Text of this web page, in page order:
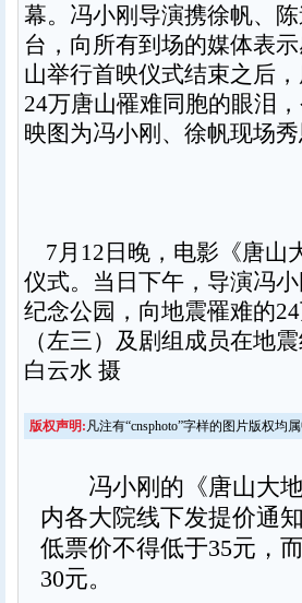
幕。冯小刚导演携徐帆、
台，向所有到场的媒体表
山举行首映仪式结束之后
24万唐山罹难同胞的眼泪
映图为冯小刚、徐帆现场
7月12日晚，电影《唐山
仪式。当日下午，导演冯
纪念公园，向地震罹难的
（左三）及剧组成员在地
白云水 摄
版权声明:凡注有“cnsphoto”字样的图片版权均
冯小刚的《唐山大地
内各大院线下发提价通
低票价不得低于35元，
30元。